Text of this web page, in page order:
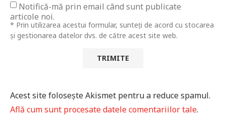
Notifică-mă prin email când sunt publicate
articole noi.
* Prin utilizarea acestui formular, sunteți de acord cu stocarea
și gestionarea datelor dvs. de către acest site web.
Acest site folosește Akismet pentru a reduce spamul.
Află cum sunt procesate datele comentariilor tale.